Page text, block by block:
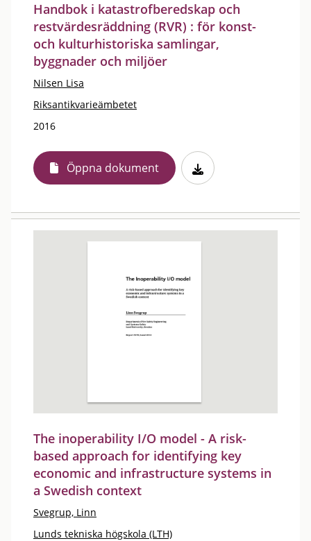
Handbok i katastrofberedskap och
restvärdesräddning (RVR) : för konst-
och kulturhistoriska samlingar,
byggnader och miljöer
Nilsen Lisa
Riksantikvarieämbetet
2016
Öppna dokument
The inoperability I/O model - A risk-
based approach for identifying key
economic and infrastructure systems in
a Swedish context
Svegrup, Linn
Lunds tekniska högskola (LTH)